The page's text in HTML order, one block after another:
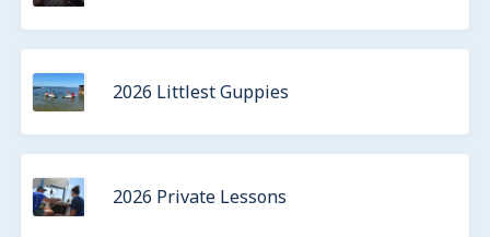
2026 Littlest Guppies
2026 Private Lessons